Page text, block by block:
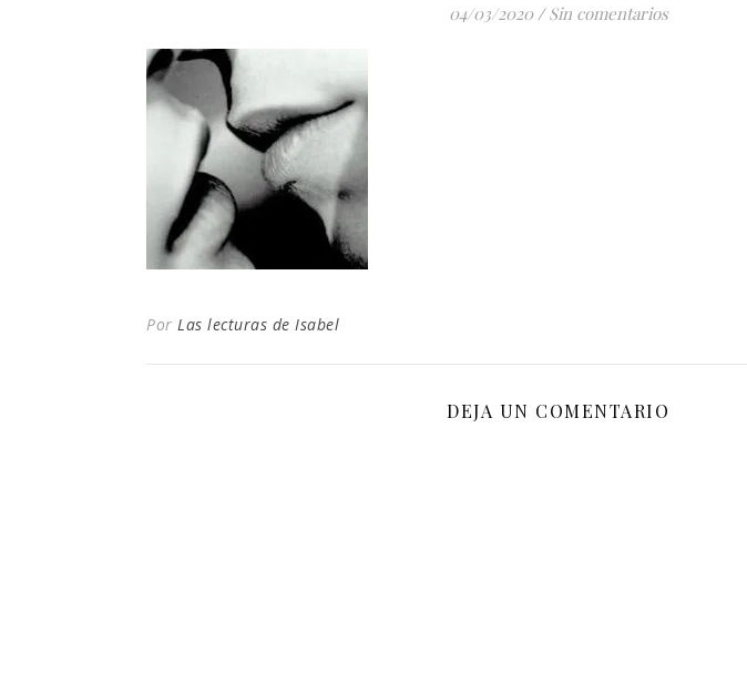
04/03/2020 / Sin comentarios
Por Las lecturas de Isabel
DEJA UN COMENTARIO